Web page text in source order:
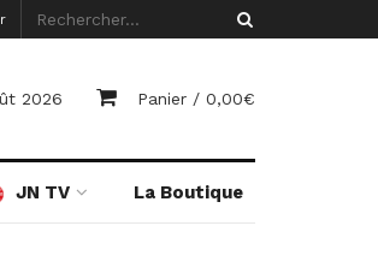
2026 Panier / 0,00€
JN TV La Boutique